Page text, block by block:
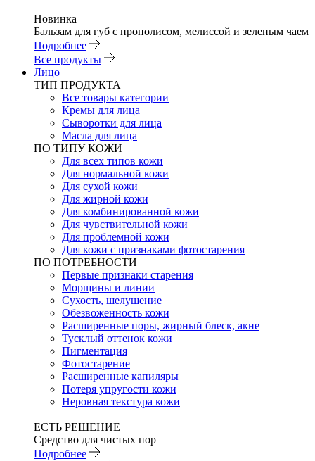
Новинка
Бальзам для губ с прополисом, мелиссой и зеленым чаем
Подробнее
Все продукты
Лицо
ТИП ПРОДУКТА
Все товары категории
Кремы для лица
Сыворотки для лица
Масла для лица
ПО ТИПУ КОЖИ
Для всех типов кожи
Для нормальной кожи
Для сухой кожи
Для жирной кожи
Для комбинированной кожи
Для чувствительной кожи
Для проблемной кожи
Для кожи с признаками фотостарения
ПО ПОТРЕБНОСТИ
Первые признаки старения
Морщины и линии
Сухость, шелушение
Обезвоженность кожи
Расширенные поры, жирный блеск, акне
Тусклый оттенок кожи
Пигментация
Фотостарение
Расширенные капиляры
Потеря упругости кожи
Неровная текстура кожи
ЕСТЬ РЕШЕНИЕ
Средство для чистых пор
Подробнее